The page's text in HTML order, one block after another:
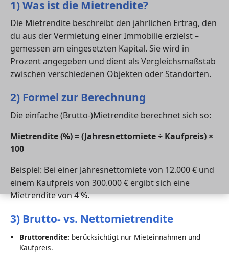
1) Was ist die Mietrendite?
Die Mietrendite beschreibt den jährlichen Ertrag, den
du aus der Vermietung einer Immobilie erzielst –
gemessen am eingesetzten Kapital. Sie wird in
Prozent angegeben und dient als Vergleichsmaßstab
zwischen verschiedenen Objekten oder Standorten.
2) Formel zur Berechnung
Die einfache (Brutto-)Mietrendite berechnet sich so:
Mietrendite (%) = (Jahresnettomiete ÷ Kaufpreis) ×
100
Beispiel: Bei einer Jahresnettomiete von 12.000 € und
einem Kaufpreis von 300.000 € ergibt sich eine
Mietrendite von 4 %.
3) Brutto- vs. Nettomietrendite
Bruttorendite: berücksichtigt nur Mieteinnahmen und
Kaufpreis.